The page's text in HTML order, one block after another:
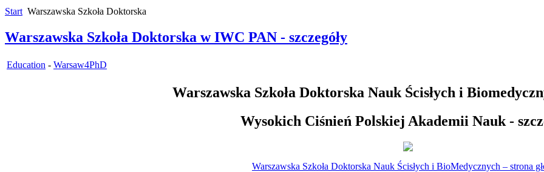
Start Warszawska Szkoła Doktorska
Warszawska Szkoła Doktorska w IWC PAN - szczegóły
Education - Warsaw4PhD
Warszawska Szkoła Doktorska Nauk Ścisłych i
Wysokich Ciśnień Polskiej Akademii Nauk -
Warszawska Szkoła Doktorska Nauk Ścisłych i BioMedycznych – strona